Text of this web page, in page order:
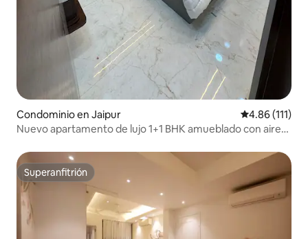
Condominio en Jaipur Calificación
4.86 (111)
Nuevo apartamento de lujo 1+1 BHK amueblado con aire
Superanfitrión
Superanfitrión